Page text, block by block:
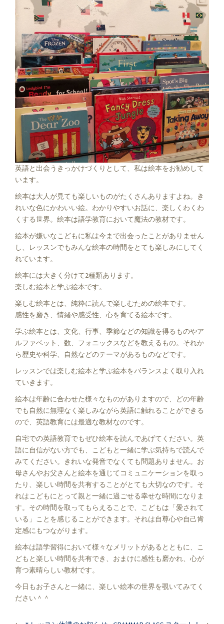
英語と出会うきっかけづくりとして、私は絵本をお勧めして
います。
絵本は大人が見ても楽しいものがたくさんありますよね。き
れいな色にかわいい絵。わかりやすいお話に、楽しくわくわ
くする世界。絵本は語学教育において魔法の教材です。
絵本が嫌いなこどもに私は今まで出会ったことがありません
し、レッスンでもみんな絵本の時間をとても楽しみにしてく
れています。
絵本には大きく分けて2種類あります。
楽しむ絵本と学ぶ絵本です。
楽しむ絵本とは、純粋に読んで楽しむための絵本です。
感性を磨き、情緒や感受性、心を育てる絵本です。
学ぶ絵本とは、文化、行事、季節などの知識を得るものやア
ルファベット、数、フォニックスなどを教えるもの。それか
ら歴史や科学、自然などのテーマがあるものなどです。
レッスンでは楽しむ絵本と学ぶ絵本をバランスよく取り入れ
ていきます。
絵本は年齢に合わせた様々なものがありますので、どの年齢
でも自然に無理なく楽しみながら英語に触れることができる
ので、英語教育には最適な教材なのです。
自宅での英語教育でもぜひ絵本を読んであげてください。英
語に自信がない方でも、こどもと一緒に学ぶ気持ちで読んで
みてください。きれいな発音でなくても問題ありません。お
母さんやお父さんと絵本を通じてコミュニケーションを取っ
たり、楽しい時間を共有することがとても大切なのです。そ
れはこどもにとって親と一緒に過ごせる幸せな時間になりま
す。その時間を取ってもらえることで、こどもは「愛されて
いる」ことを感じることができます。それは自尊心や自己肯
定感にもつながります。
絵本は語学習得において様々なメリットがあるとともに、こ
どもと楽しい時間を共有でき、おまけに感性も磨かれ、心が
育つ素晴らしい教材です。
今日もお子さんと一緒に、楽しい絵本の世界を覗いてみてく
ださい＾＾